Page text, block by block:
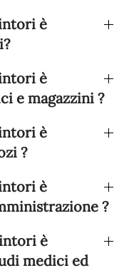
è
è
e magazzini ?
è
?
è
?
è
medici ed